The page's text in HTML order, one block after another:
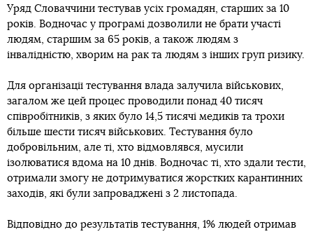
Уряд Словаччини тестував усіх громадян, старших за 10
років. Водночас у програмі дозволили не брати участі
людям, старшим за 65 років, а також людям з
інвалідністю, хворим на рак та людям з інших груп ризику.
Для організації тестування влада залучила військових,
загалом же цей процес проводили понад 40 тисяч
співробітників, з яких було 14,5 тисячі медиків та трохи
більше шести тисяч військових. Тестування було
добровільним, але ті, хто відмовлявся, мусили
ізолюватися вдома на 10 днів. Водночас ті, хто здали тести,
отримали змогу не дотримуватися жорстких карантинних
заходів, які були запроваджені з 2 листопада.
Відповідно до результатів тестування, 1% людей отримав